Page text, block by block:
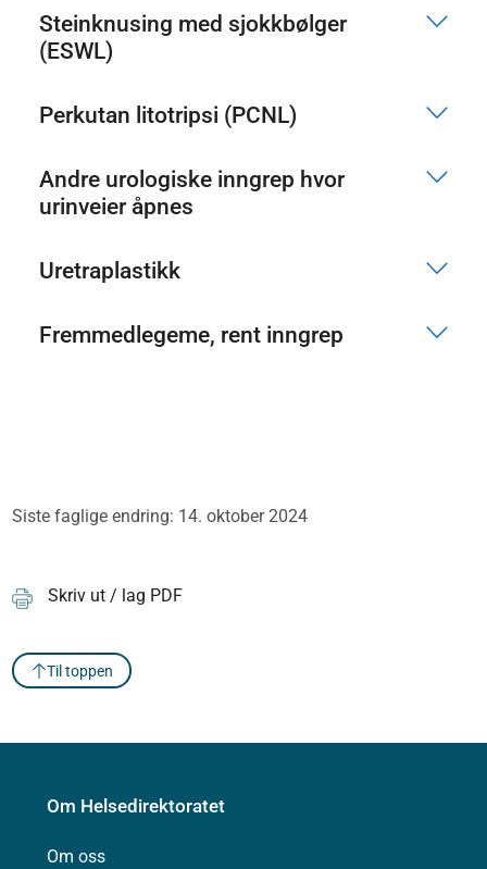
Steinknusing med sjokkbølger
(ESWL)
Perkutan litotripsi (PCNL)
Andre urologiske inngrep hvor
urinveier åpnes
Uretraplastikk
Fremmedlegeme, rent inngrep
Siste faglige endring: 14. oktober 2024
Skriv ut / lag PDF
Til toppen
Om Helsedirektoratet
Om oss